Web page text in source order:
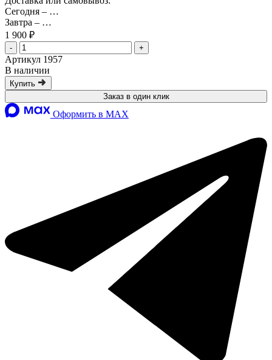
Сегодня – …
Завтра – …
1 900 ₽
- +
Артикул 1957
В наличии
Купить
Заказ в один клик
Оформить в MAX